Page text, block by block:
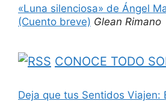
«Luna silenciosa» de Ángel
(Cuento breve) Glean Rimano
CONOCE TODO
Deja que tus Sentidos Viajen: